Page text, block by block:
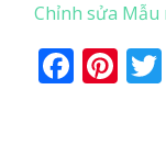
Chỉnh sửa Mẫu